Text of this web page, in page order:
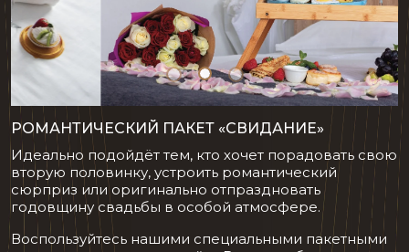
РОМАНТИЧЕСКИЙ ПАКЕТ «СВИДАНИЕ»
Идеально подойдёт тем, кто хочет порадовать свою
вторую половинку, устроить романтический
сюрприз или оригинально отпраздновать
годовщину свадьбы в особой атмосфере.
Воспользуйтесь нашими специальными пакетными